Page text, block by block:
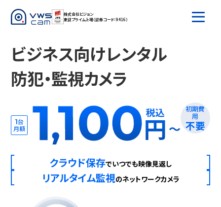
株式会社ビジョン
東証プライム上場（証券コード：9416）
ビジネス向けレンタル
防犯・監視カメラ
1台
月額
初期費
用
不要
クラウド保存でいつでも映像見返し
リアルタイム監視のネットワークカメラ